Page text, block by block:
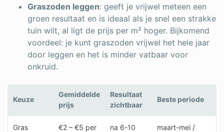
Graszoden leggen: geeft je vrijwel meteen een
groen resultaat en is ideaal als je snel een strakke
tuin wilt, al ligt de prijs per m² hoger. Bijkomend
voordeel: je kunt graszoden vrijwel het hele jaar
door leggen en het is minder vatbaar voor
onkruid.
Keuze
Gemiddelde
prijs
Resultaat
zichtbaar
Beste periode
Gras
€2 – €5 per
na 6-10
maart-mei /